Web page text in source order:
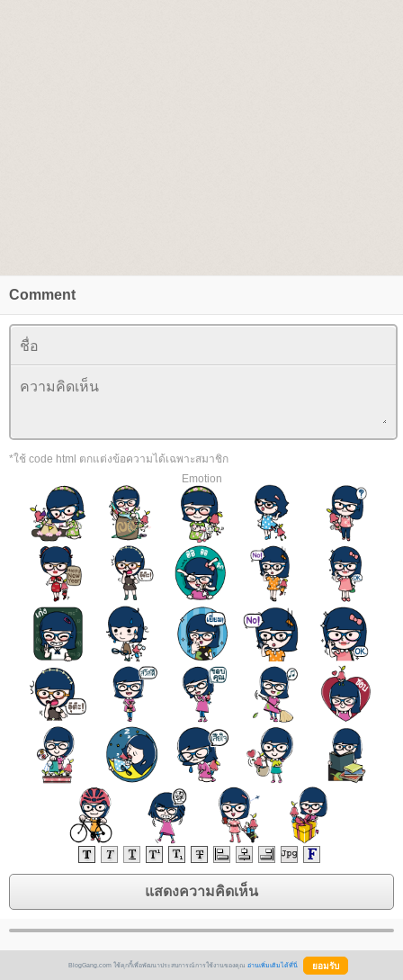
Comment
*ใช้ code html ตกแต่งข้อความได้เฉพาะสมาชิก
Emotion
BlogGang.com ใช้คุกกี้เพื่อพัฒนาประสบการณ์การใช้งานของคุณ อ่านเพิ่มเติมได้ที่นี่